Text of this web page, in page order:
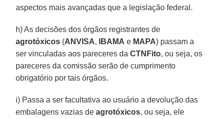
aspectos mais avançadas que a legislação federal.
h) As decisões dos órgãos registrantes de
agrotóxicos (ANVISA, IBAMA e MAPA) passam a
ser vinculadas aos pareceres daCTNFito, ou seja, os
pareceres da comissão serão de cumprimento
obrigatório por tais órgãos.
i) Passa a ser facultativa ao usuário a devolução das
embalagens vazias deagrotóxicos, ou seja, ele